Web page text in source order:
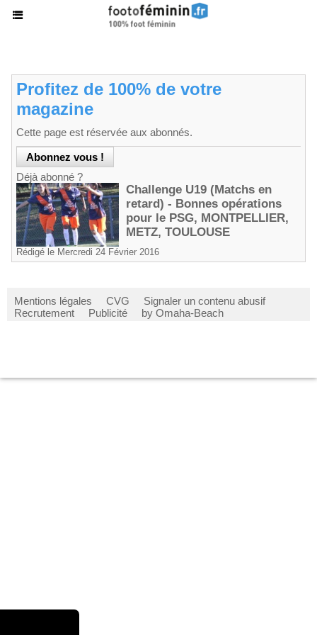
Profitez de 100% de votre
magazine
Cette page est réservée aux abonnés.
Déjà abonné ?
Challenge U19 (Matchs en
retard) - Bonnes opérations
pour le PSG, MONTPELLIER,
METZ, TOULOUSE
Rédigé le Mercredi 24 Février 2016
Mentions légales CVG
Signaler un contenu abusif
Recrutement
Publicité by Omaha-Beach